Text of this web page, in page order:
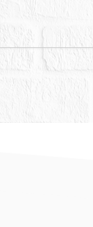
惟增建部分
風險，請投
七、拍定人
屋稅。